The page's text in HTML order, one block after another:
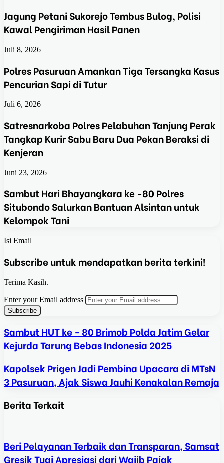
Jagung Petani Sukorejo Tembus Bulog, Polisi
Kawal Pengiriman Hasil Panen
Juli 8, 2026
Polres Pasuruan Amankan Tiga Tersangka Kasus
Pencurian Sapi di Tutur
Juli 6, 2026
Satresnarkoba Polres Pelabuhan Tanjung Perak
Tangkap Kurir Sabu Baru Dua Pekan Beraksi di
Kenjeran
Juni 23, 2026
Sambut Hari Bhayangkara ke -80 Polres
Situbondo Salurkan Bantuan Alsintan untuk
Kelompok Tani
Isi Email
Subscribe untuk mendapatkan berita terkini!
Terima Kasih.
Enter your Email address
Sambut HUT ke - 80 Brimob Polda Jatim Gelar
Kejurda Tarung Bebas Indonesia 2025
Kapolsek Prigen Jadi Pembina Upacara di MTsN
3 Pasuruan, Ajak Siswa Jauhi Kenakalan Remaja
Berita Terkait
Beri Pelayanan Terbaik dan Transparan, Samsat
Gresik Tuai Apresiasi dari Wajib Pajak